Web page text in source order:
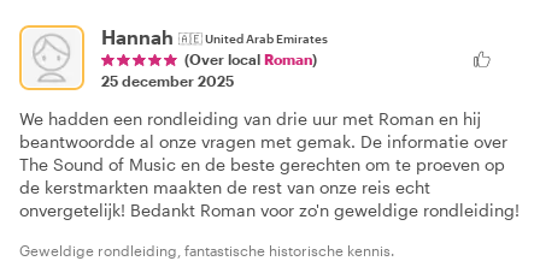
Hannah 🇦🇪United Arab Emirates
(Over local Roman)
25 december 2025
We hadden een rondleiding van drie uur met Roman en hij
beantwoordde al onze vragen met gemak. De informatie over
The Sound of Music en de beste gerechten om te proeven op
de kerstmarkten maakten de rest van onze reis echt
onvergetelijk! Bedankt Roman voor zo'n geweldige rondleiding!
Geweldige rondleiding, fantastische historische kennis.